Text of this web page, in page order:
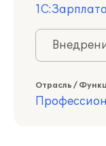
Отрасль /